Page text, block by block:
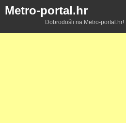
Metro-portal.hr
Dobrodošli na Metro-portal.hr!